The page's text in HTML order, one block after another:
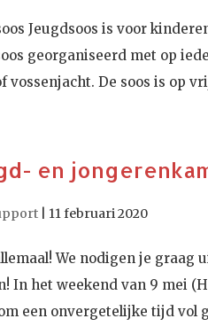
Jeugdsoos is voor
georganiseerd met op
vossenjacht. De soos is op
en
11 februari 2020
We nodigen je graag
In het weekend van 9 mei
een onvergetelijke tijd vol